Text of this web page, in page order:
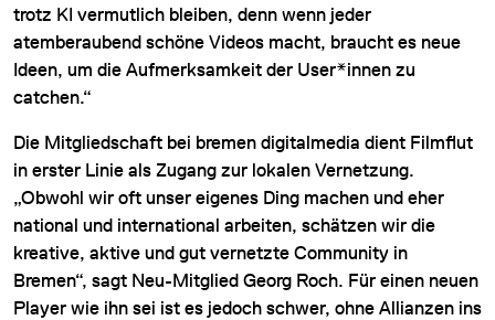
trotz KI vermutlich bleiben, denn wenn jeder
atemberaubend schöne Videos macht, braucht es neue
Ideen, um die Aufmerksamkeit der User*innen zu
catchen.“
Die Mitgliedschaft bei bremen digitalmedia dient Filmflut
in erster Linie als Zugang zur lokalen Vernetzung.
„Obwohl wir oft unser eigenes Ding machen und eher
national und international arbeiten, schätzen wir die
kreative, aktive und gut vernetzte Community in
Bremen“, sagt Neu-Mitglied Georg Roch. Für einen neuen
Player wie ihn sei ist es jedoch schwer, ohne Allianzen ins